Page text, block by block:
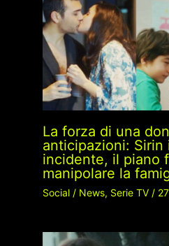
La forza di una
anticipazioni: Sirin
incidente, il piano
manipolare la
Social/ News, Serie TV/